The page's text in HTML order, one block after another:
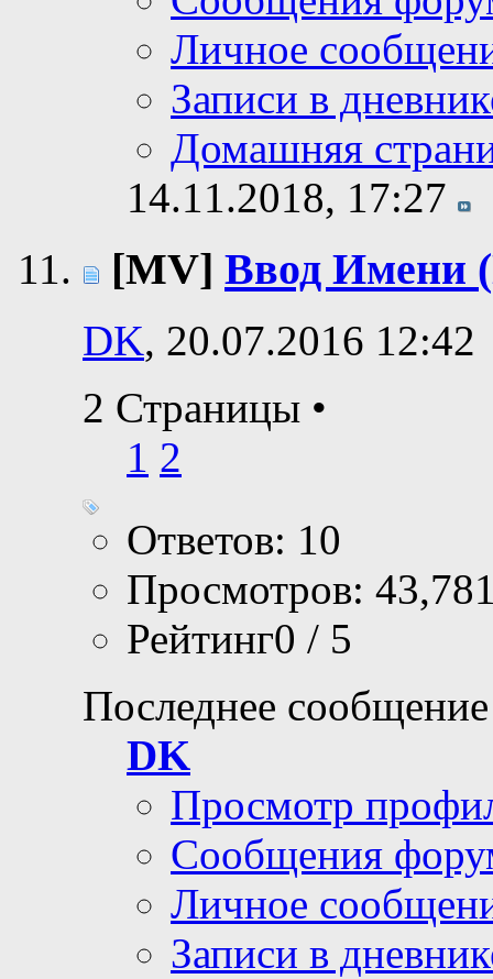
Личное
Записи в
Домашняя
14.11.2018, 17:27
[MV] Ввод Имени
DK, 20.07.2016 12:42
2 Страницы •
1 2
Ответов: 10
Просмотров:
Рейтинг0 / 5
Последнее
DK
Просмотр
Сообщения
Личное
Записи в